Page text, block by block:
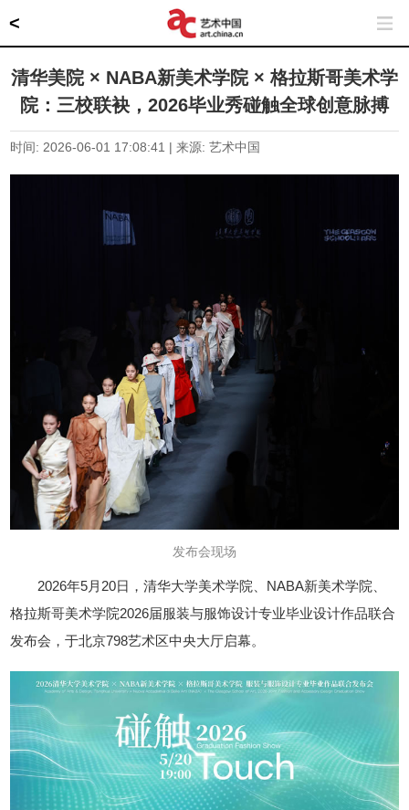
<
清华美院 × NABA新美术学院 × 格拉斯哥美术学
院：三校联袂，2026毕业秀碰触全球创意脉搏
时间: 2026-06-01 17:08:41 | 来源: 艺术中国
发布会现场
2026年5月20日，清华大学美术学院、NABA新美术学院、
格拉斯哥美术学院2026届服装与服饰设计专业毕业设计作品联合
发布会，于北京798艺术区中央大厅启幕。